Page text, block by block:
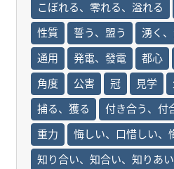
こぼれる、零れる、溢れる
性質
誓う、盟う 湧く
通用
発電、發電 都心
角度
公害 冠 見学
捕る、獲る
付き合う、付
重力
悔しい、口惜しい、
知り合い、知合い、知りあ